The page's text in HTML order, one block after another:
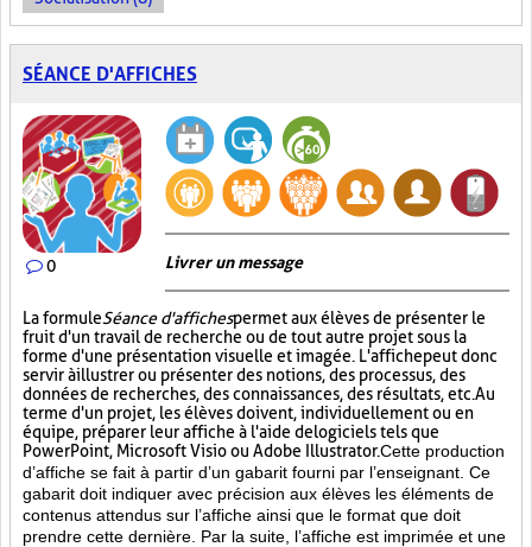
SÉANCE D'AFFICHES
0 Livrer un message
La formuleSéance d'affichespermet aux élèves de présenter le
fruit d'un travail de recherche ou de tout autre projet sous la
forme d'une présentation visuelle et imagée. L'affichepeut donc
servir à illustrer ou présenter des notions, des processus, des
données de recherches, des connaissances, des résultats, etc. Au
terme d'un projet, les élèves doivent, individuellement ou en
équipe, préparer leur affiche à l'aide de logiciels tels que
PowerPoint, Microsoft Visio ou Adobe Illustrator.Cette production
d’affiche se fait à partir d’un gabarit fourni par l’enseignant. Ce
gabarit doit indiquer avec précision aux élèves les éléments de
contenus attendus sur l’affiche ainsi que le format que doit
prendre cette dernière. Par la suite, l’affiche est imprimée et une